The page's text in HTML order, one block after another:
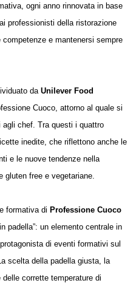
ogni anno rinnovata in base
professionisti della ristorazione
e mantenersi sempre
da Unilever Food
Cuoco, attorno al quale si
chef. Tra questi i quattro
inedite, che riflettono anche le
e le nuove tendenze nella
gluten free e vegetariane.
formativa di Professione Cuoco
padella”: un elemento centrale in
di eventi formativi sul
scelta della padella giusta, la
corrette temperature di